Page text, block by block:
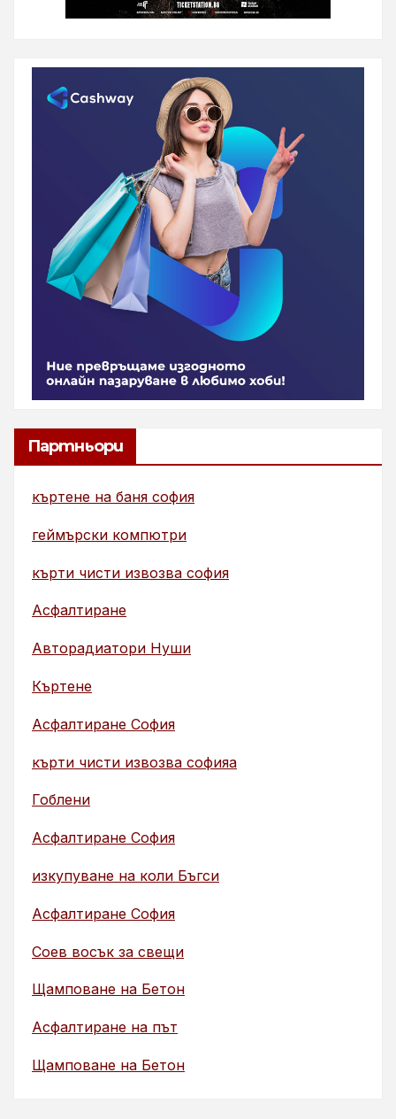
Партньори
къртене на баня софия
геймърски компютри
кърти чисти извозва софия
Асфалтиране
Авторадиатори Нуши
Къртене
Асфалтиране София
кърти чисти извозва софияа
Гоблени
Асфалтиране София
изкупуване на коли Бъгси
Асфалтиране София
Соев восък за свещи
Щамповане на Бетон
Асфалтиране на път
Щамповане на Бетон